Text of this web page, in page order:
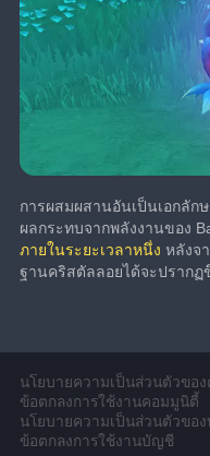
การผสมผสานอันเป็นเอกลั
ผลกระทบจากพลังงานของ
ภายในระยะเวลาหนึ่ง หลังจ
ฐานคริสตัลลอยได้จะปรากฏ
นโยบายความเป็นส่วนตัวขอ
ข้อตกลงการใช้งานคอมมูนิตี้
นโยบายความเป็นส่วนตัวขอ
ข้อตกลงการใช้งานบัญชี